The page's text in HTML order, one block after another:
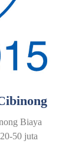
Biaya
50 juta